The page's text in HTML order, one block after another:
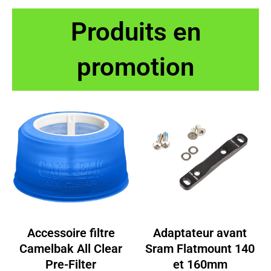
était :
44.00€.
est :
39.58€.
était :
44.00€.
est :
Produits en
promotion
Accessoire filtre
Camelbak All Clear
Pre-Filter
Adaptateur avant
Sram Flatmount 140
et 160mm